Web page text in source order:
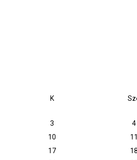
K
3
4
10
17